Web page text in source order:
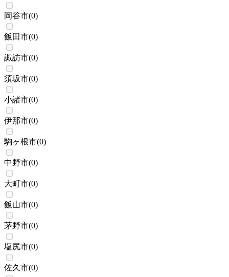
岡谷市(0)
飯田市(0)
諏訪市(0)
須坂市(0)
小諸市(0)
伊那市(0)
駒ヶ根市(0)
中野市(0)
大町市(0)
飯山市(0)
茅野市(0)
塩尻市(0)
佐久市(0)